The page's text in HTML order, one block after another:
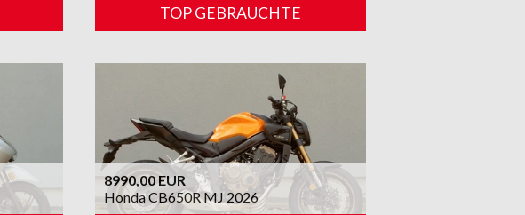
TOP GEBRAUCHTE
8990,00 EUR
Honda CB650R MJ 2026